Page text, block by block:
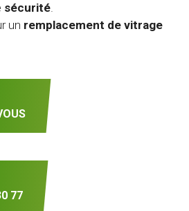
sécurité.
un remplacement de vitrage
77